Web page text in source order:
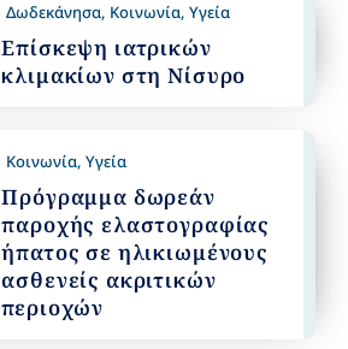
Δωδεκάνησα, Κοινωνία,Υγεία
Επίσκεψη ιατρικών
κλιμακίων στη Νίσυρο
Κοινωνία,Υγεία
Πρόγραμμα δωρεάν
παροχής ελαστογραφίας
ήπατος σε ηλικιωμένους
ασθενείς ακριτικών
περιοχών